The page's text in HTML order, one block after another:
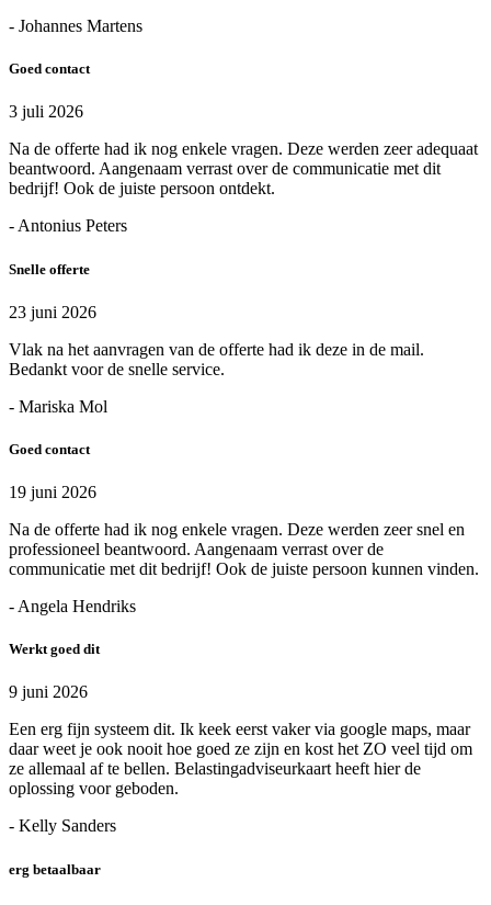
- Johannes Martens
Goed contact
3 juli 2026
Na de offerte had ik nog enkele vragen. Deze werden zeer adequaat
beantwoord. Aangenaam verrast over de communicatie met dit
bedrijf! Ook de juiste persoon ontdekt.
- Antonius Peters
Snelle offerte
23 juni 2026
Vlak na het aanvragen van de offerte had ik deze in de mail.
Bedankt voor de snelle service.
- Mariska Mol
Goed contact
19 juni 2026
Na de offerte had ik nog enkele vragen. Deze werden zeer snel en
professioneel beantwoord. Aangenaam verrast over de
communicatie met dit bedrijf! Ook de juiste persoon kunnen vinden.
- Angela Hendriks
Werkt goed dit
9 juni 2026
Een erg fijn systeem dit. Ik keek eerst vaker via google maps, maar
daar weet je ook nooit hoe goed ze zijn en kost het ZO veel tijd om
ze allemaal af te bellen. Belastingadviseurkaart heeft hier de
oplossing voor geboden.
- Kelly Sanders
erg betaalbaar